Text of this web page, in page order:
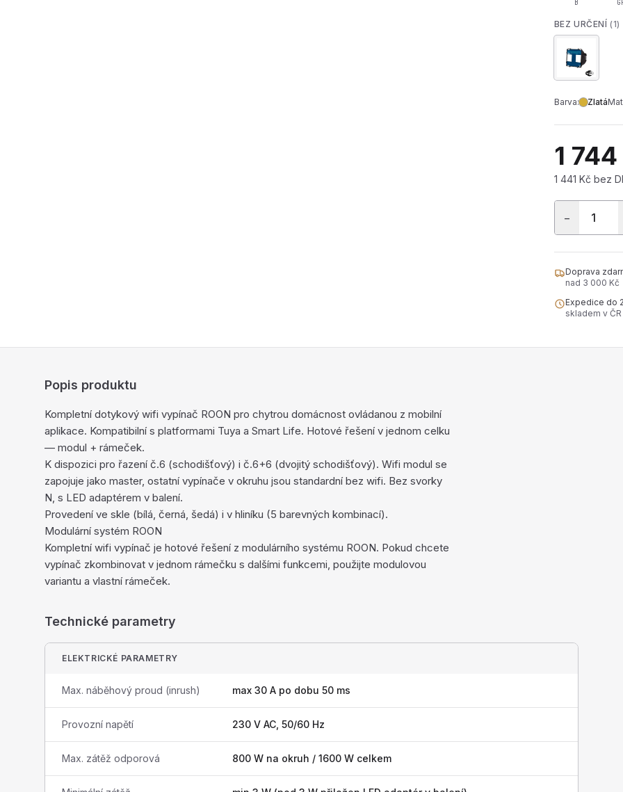
B
BEZ URČENÍ(1)
Barva: Zlatá
1
1 441 Kč bez
−
Doprava
nad 3 000 Kč
Expedice do
skladem v ČR
Popis produktu
Kompletní dotykový wifi vypínač ROON pro chytrou domácnost ovládanou z mobilní
aplikace. Kompatibilní s platformami Tuya a Smart Life. Hotové řešení v jednom celku
— modul + rámeček.
K dispozici pro řazení č.6 (schodišťový) i č.6+6 (dvojitý schodišťový). Wifi modul se
zapojuje jako master, ostatní vypínače v okruhu jsou standardní bez wifi. Bez svorky
N, s LED adaptérem v balení.
Provedení ve skle (bílá, černá, šedá) i v hliníku (5 barevných kombinací).
Modulární systém ROON
Kompletní wifi vypínač je hotové řešení z modulárního systému ROON. Pokud chcete
vypínač zkombinovat v jednom rámečku s dalšími funkcemi, použijte modulovou
variantu a vlastní rámeček.
Technické parametry
ELEKTRICKÉ PARAMETRY
Max. náběhový proud (inrush) max 30 A po dobu 50 ms
Provozní napětí 230 V AC, 50/60 Hz
Max. zátěž odporová 800 W na okruh / 1600 W celkem